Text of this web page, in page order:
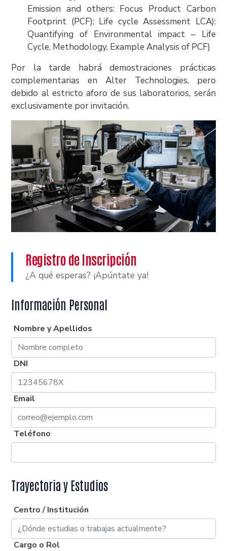
Emission and others: Focus Product Carbon
Footprint (PCF); Life cycle Assessment LCA):
Quantifying of Environmental impact – Life
Cycle, Methodology, Example Analysis of PCF)
Por la tarde habrá demostraciones prácticas
complementarias en Alter Technologies, pero
debido al estricto aforo de sus laboratorios, serán
exclusivamente por invitación.
Registro de Inscripción
¿A qué esperas? ¡Apúntate ya!
Información Personal
Nombre y Apellidos
DNI
Email
Teléfono
Trayectoria y Estudios
Centro / Institución
Cargo o Rol